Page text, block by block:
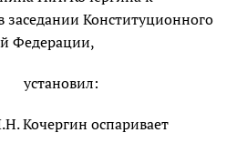
заседании Конституционного
Федерации,
установил:
Кочергин оспаривает